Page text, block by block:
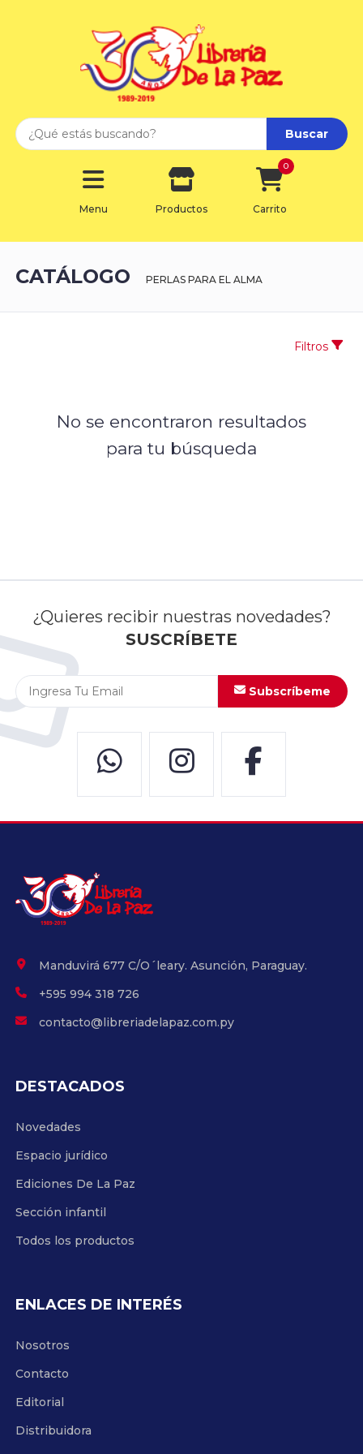
Buscar
Menu Productos Carrito
0
CATÁLOGO PERLAS PARA EL ALMA
Filtros
No se encontraron resultados
para tu búsqueda
¿Quieres recibir nuestras novedades?
SUSCRÍBETE
Subscríbeme
Manduvirá 677 C/O´leary. Asunción, Paraguay.
+595 994 318 726
contacto@libreriadelapaz.com.py
DESTACADOS
Novedades
Espacio jurídico
Ediciones De La Paz
Sección infantil
Todos los productos
ENLACES DE INTERÉS
Nosotros
Contacto
Editorial
Distribuidora